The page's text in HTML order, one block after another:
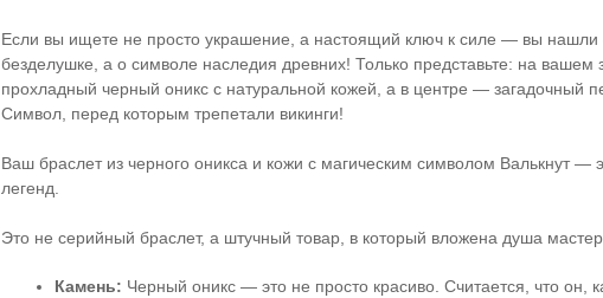
Если вы ищете не просто украшение, а настоящий ключ к силе — вы нашли
безделушке, а о символе наследия древних! Только представьте: на
прохладный черный оникс с натуральной кожей, а в центре — загадочный
Символ, перед которым трепетали викинги!
Ваш браслет из черного оникса и кожи с магическим символом Валькнут —
легенд.
Это не серийный браслет, а штучный товар, в который вложена душа
Камень: Черный оникс — это не просто красиво. Считается, что он,